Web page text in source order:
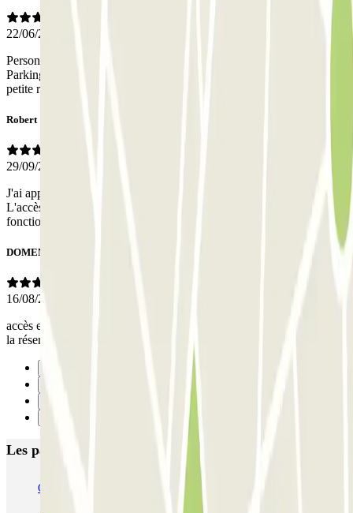
22/06/2026
Personne très agréable au téléphone et réponse simple et efficace.
Parking très propre et bien bien signalé malgré son accès dans une
petite rue.
Robert
29/09/2025
J'ai apprécié la reconnaissance de la plaque pour ouvrir la barrière.
L'accès piéton la nuit est plus problématique. Le système ne
fonctionne pas et il faut systématiquement appeler à l'interphone.
DOMENICA
16/08/2025
accès entrée et sortie excellent et place dispo comme énoncé lors de
la réservation.
Les parkings les mieux notés à Toulon
Q-Park - Mayol Centre Q-Park - Lafayette